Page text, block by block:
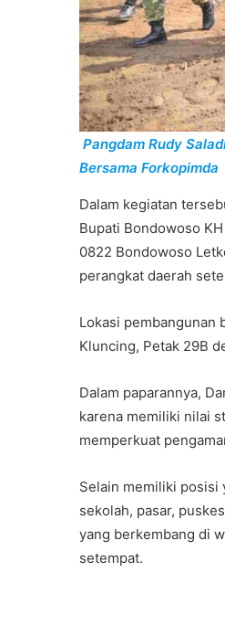
Pangdam Rudy
Bersama Forkopimda
Dalam kegiatan
Bupati Bondowoso KH
0822 Bondowoso
perangkat daerah
Lokasi pembangunan
Kluncing, Petak 29B
Dalam paparannya,
karena memiliki nilai
memperkuat
Selain memiliki posisi
sekolah, pasar,
yang berkembang di
setempat.